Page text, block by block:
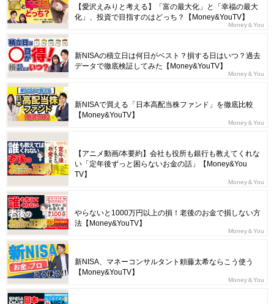
【愛沢えみりと考える】「富の最大化」と「幸福の最大
化」、投資で目指すのはどっち？【Money&YouTV】
Money＆You
新NISAの積立日は何日がベスト？損する日はいつ？過去
データで徹底検証してみた【Money&YouTV】
Money＆You
新NISAで買える「日本高配当株ファンド」を徹底比較
【Money&YouTV】
Money＆You
【アニメ動画/本要約】会社も役所も銀行も教えてくれな
い「定年後ずっと困らないお金の話」【Money&You
TV】
Money＆You
やらないと1000万円以上の損！老後のお金で損しない方
法【Money&YouTV】
Money＆You
新NISA、マネーコンサルタント頼藤太希ならこう使う
【Money&YouTV】
Money＆You